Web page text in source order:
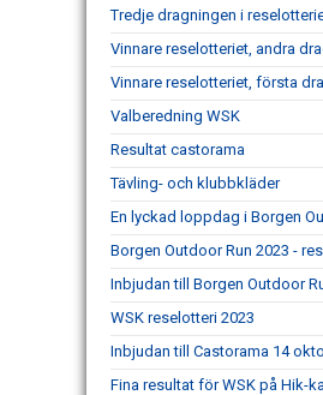
Tredje dragningen i
Vinnare reselotteriet, andra
Vinnare reselotteriet, första
Valberedning WSK
Resultat castorama
Tävling- och klubbkläder
En lyckad loppdag i Borgen
Borgen Outdoor Run 2023 -
Inbjudan till Borgen Outdoor
WSK reselotteri 2023
Inbjudan till Castorama 14
Fina resultat för WSK på Hik-